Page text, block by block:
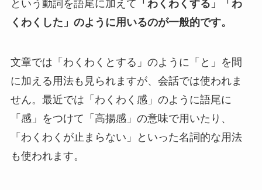
という動詞を語尾に加えて 「わくわくする」「わ
くわくした」のように用いるのが一般的です。
文章では「わくわくとする」のように「と」を間
に加える用法も見られますが、会話では使われま
せん。最近では「わくわく感」のように語尾に
「感」をつけて「高揚感」の意味で用いたり、
「わくわくが止まらない」といった名詞的な用法
も使われます。